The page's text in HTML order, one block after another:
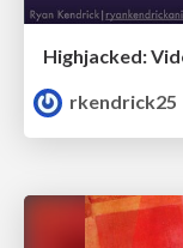
Highjacked:
rkendrick25